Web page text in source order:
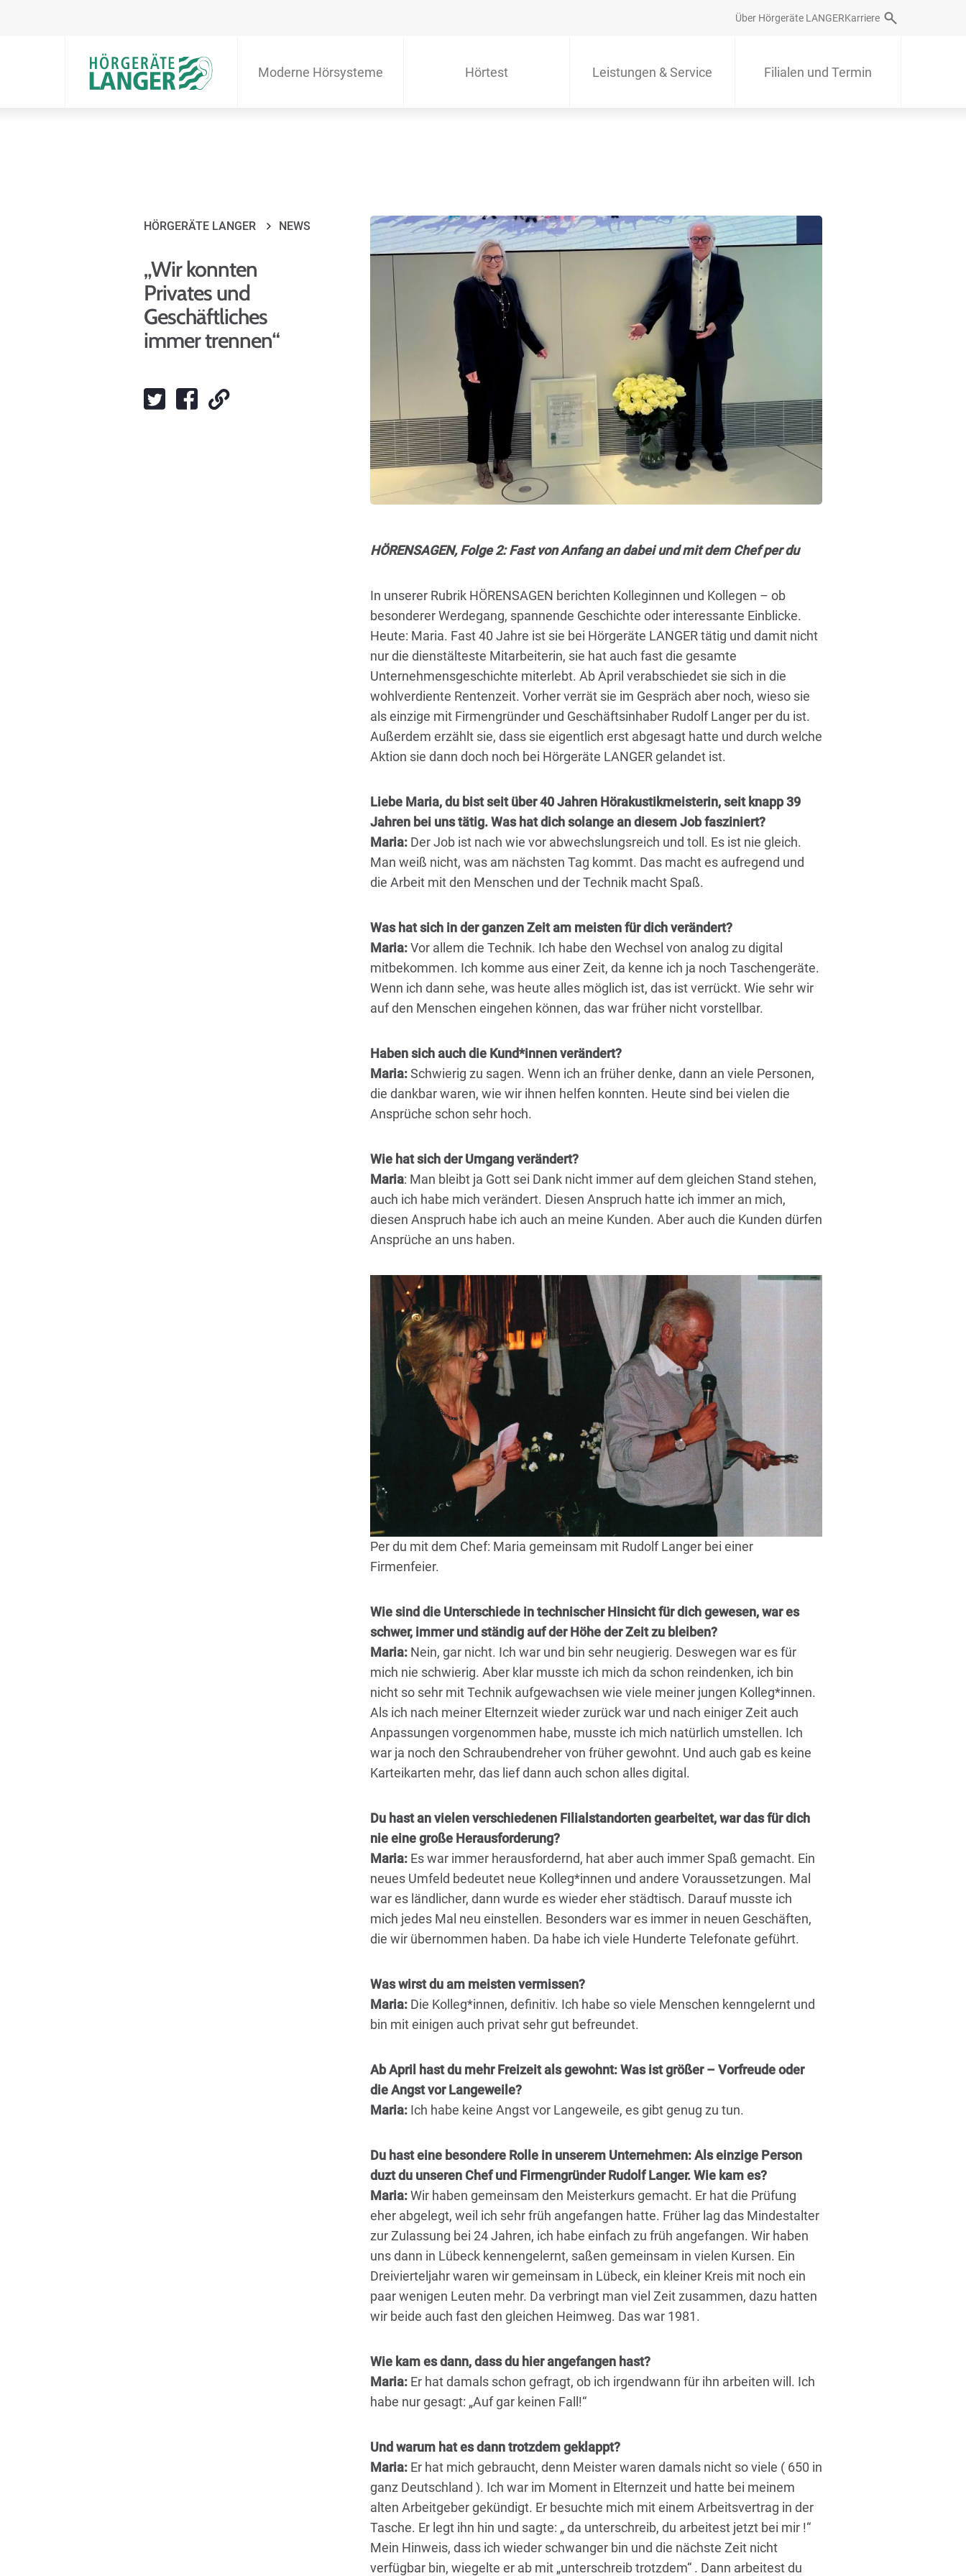
Über Hörgeräte LANGERKarriere
Moderne Hörsysteme Hörtest Leistungen & Service Filialen und Termin
HÖRGERÄTE LANGER NEWS
„Wir konnten
Privates und
Geschäftliches
immer trennen“
HÖRENSAGEN, Folge 2: Fast von Anfang an dabei und mit dem Chef per du
In unserer Rubrik HÖRENSAGEN berichten Kolleginnen und Kollegen – ob
besonderer Werdegang, spannende Geschichte oder interessante Einblicke.
Heute: Maria. Fast 40 Jahre ist sie bei Hörgeräte LANGER tätig und damit nicht
nur die dienstälteste Mitarbeiterin, sie hat auch fast die gesamte
Unternehmensgeschichte miterlebt. Ab April verabschiedet sie sich in die
wohlverdiente Rentenzeit. Vorher verrät sie im Gespräch aber noch, wieso sie
als einzige mit Firmengründer und Geschäftsinhaber Rudolf Langer per du ist.
Außerdem erzählt sie, dass sie eigentlich erst abgesagt hatte und durch welche
Aktion sie dann doch noch bei Hörgeräte LANGER gelandet ist.
Liebe Maria, du bist seit über 40 Jahren Hörakustikmeisterin, seit knapp 39
Jahren bei uns tätig. Was hat dich solange an diesem Job fasziniert?
Maria:Der Job ist nach wie vor abwechslungsreich und toll. Es ist nie gleich.
Man weiß nicht, was am nächsten Tag kommt. Das macht es aufregend und
die Arbeit mit den Menschen und der Technik macht Spaß.
Was hat sich in der ganzen Zeit am meisten für dich verändert?
Maria:Vor allem die Technik. Ich habe den Wechsel von analog zu digital
mitbekommen. Ich komme aus einer Zeit, da kenne ich ja noch Taschengeräte.
Wenn ich dann sehe, was heute alles möglich ist, das ist verrückt. Wie sehr wir
auf den Menschen eingehen können, das war früher nicht vorstellbar.
Haben sich auch die Kund*innen verändert?
Maria:Schwierig zu sagen. Wenn ich an früher denke, dann an viele Personen,
die dankbar waren, wie wir ihnen helfen konnten. Heute sind bei vielen die
Ansprüche schon sehr hoch.
Wie hat sich der Umgang verändert?
Maria: Man bleibt ja Gott sei Dank nicht immer auf dem gleichen Stand stehen,
auch ich habe mich verändert. Diesen Anspruch hatte ich immer an mich,
diesen Anspruch habe ich auch an meine Kunden. Aber auch die Kunden dürfen
Ansprüche an uns haben.
Per du mit dem Chef: Maria gemeinsam mit Rudolf Langer bei einer
Firmenfeier.
Wie sind die Unterschiede in technischer Hinsicht für dich gewesen, war es
schwer, immer und ständig auf der Höhe der Zeit zu bleiben?
Maria: Nein, gar nicht. Ich war und bin sehr neugierig. Deswegen war es für
mich nie schwierig. Aber klar musste ich mich da schon reindenken, ich bin
nicht so sehr mit Technik aufgewachsen wie viele meiner jungen Kolleg*innen.
Als ich nach meiner Elternzeit wieder zurück war und nach einiger Zeit auch
Anpassungen vorgenommen habe, musste ich mich natürlich umstellen. Ich
war ja noch den Schraubendreher von früher gewohnt. Und auch gab es keine
Karteikarten mehr, das lief dann auch schon alles digital.
Du hast an vielen verschiedenen Filialstandorten gearbeitet, war das für dich
nie eine große Herausforderung?
Maria: Es war immer herausfordernd, hat aber auch immer Spaß gemacht. Ein
neues Umfeld bedeutet neue Kolleg*innen und andere Voraussetzungen. Mal
war es ländlicher, dann wurde es wieder eher städtisch. Darauf musste ich
mich jedes Mal neu einstellen. Besonders war es immer in neuen Geschäften,
die wir übernommen haben. Da habe ich viele Hunderte Telefonate geführt.
Was wirst du am meisten vermissen?
Maria:Die Kolleg*innen, definitiv. Ich habe so viele Menschen kenngelernt und
bin mit einigen auch privat sehr gut befreundet.
Ab April hast du mehr Freizeit als gewohnt: Was ist größer – Vorfreude oder
die Angst vor Langeweile?
Maria:Ich habe keine Angst vor Langeweile, es gibt genug zu tun.
Du hast eine besondere Rolle in unserem Unternehmen: Als einzige Person
duzt du unseren Chef und Firmengründer Rudolf Langer. Wie kam es?
Maria:Wir haben gemeinsam den Meisterkurs gemacht. Er hat die Prüfung
eher abgelegt, weil ich sehr früh angefangen hatte. Früher lag das Mindestalter
zur Zulassung bei 24 Jahren, ich habe einfach zu früh angefangen. Wir haben
uns dann in Lübeck kennengelernt, saßen gemeinsam in vielen Kursen. Ein
Dreivierteljahr waren wir gemeinsam in Lübeck, ein kleiner Kreis mit noch ein
paar wenigen Leuten mehr. Da verbringt man viel Zeit zusammen, dazu hatten
wir beide auch fast den gleichen Heimweg. Das war 1981.
Wie kam es dann, dass du hier angefangen hast?
Maria: Er hat damals schon gefragt, ob ich irgendwann für ihn arbeiten will. Ich
habe nur gesagt: „Auf gar keinen Fall!“
Und warum hat es dann trotzdem geklappt?
Maria: Er hat mich gebraucht, denn Meister waren damals nicht so viele ( 650 in
ganz Deutschland ). Ich war im Moment in Elternzeit und hatte bei meinem
alten Arbeitgeber gekündigt. Er besuchte mich mit einem Arbeitsvertrag in der
Tasche. Er legt ihn hin und sagte: „ da unterschreib, du arbeitest jetzt bei mir !“
Mein Hinweis, dass ich wieder schwanger bin und die nächste Zeit nicht
verfügbar bin, wiegelte er ab mit „unterschreib trotzdem“ . Dann arbeitest du